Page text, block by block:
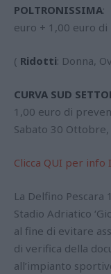
POLTRONISSIMA:
euro + 1,00 euro
( Ridotti: Donna,
CURVA SUD
1,00 euro di
Sabato 30
Clicca QUI per
La Delfino
Stadio Adriatico
al fine di evitare
di verifica della
all’impianto